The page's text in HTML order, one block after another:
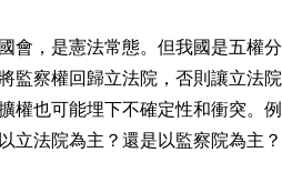
會，是憲法常態。但我國是五權
監察權回歸立法院，否則讓立法
權也可能埋下不確定性和衝突。
立法院為主？還是以監察院為主